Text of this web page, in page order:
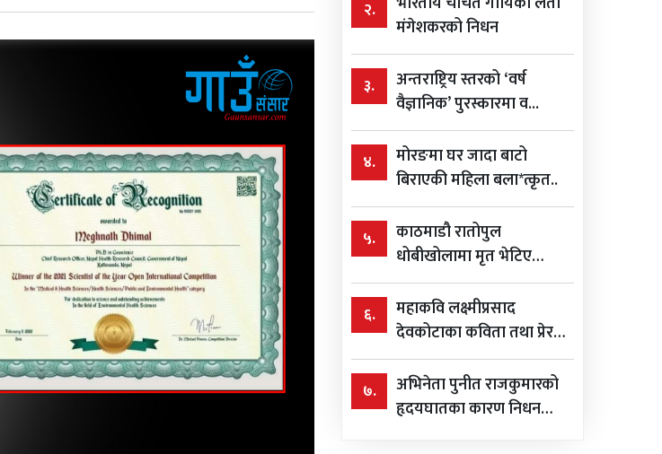
२.
मंगेशकरको निधन
३.
अन्तराष्ट्रिय स्तरको ‘वर्ष
वैज्ञानिक’ पुरस्कारमा व...
४.
मोरङमा घर जादा बाटो
बिराएकी महिला बला*त्कृत..
५.
काठमाडौ रातोपुल
धोबीखोलामा मृत भेटिए
विशाल ...
६.
महाकवि लक्ष्मीप्रसाद
देवकोटाका कविता तथा प्रेरक
भन...
७.
अभिनेता पुनीत राजकुमारको
हृदयघातका कारण निधन